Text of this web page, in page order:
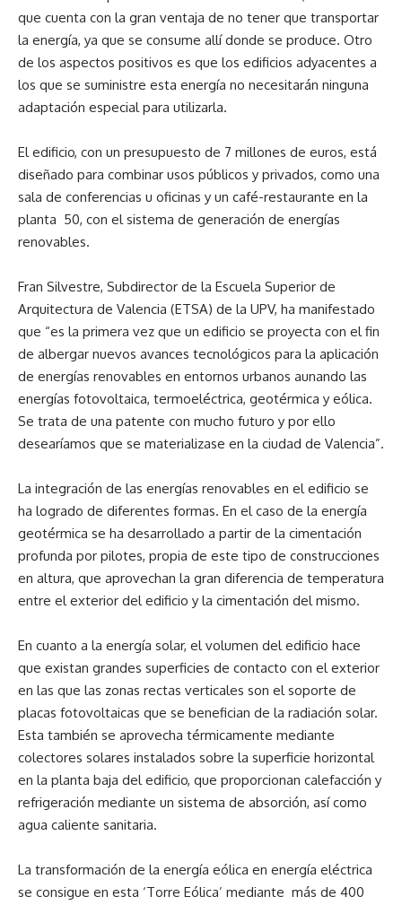
que cuenta con la gran ventaja de no tener que transportar
la energía, ya que se consume allí donde se produce. Otro
de los aspectos positivos es que los edificios adyacentes a
los que se suministre esta energía no necesitarán ninguna
adaptación especial para utilizarla.
El edificio, con un presupuesto de 7 millones de euros, está
diseñado para combinar usos públicos y privados, como una
sala de conferencias u oficinas y un café-restaurante en la
planta 50, con el sistema de generación de energías
renovables.
Fran Silvestre, Subdirector de la Escuela Superior de
Arquitectura de Valencia (ETSA) de la UPV, ha manifestado
que “es la primera vez que un edificio se proyecta con el fin
de albergar nuevos avances tecnológicos para la aplicación
de energías renovables en entornos urbanos aunando las
energías fotovoltaica, termoeléctrica, geotérmica y eólica.
Se trata de una patente con mucho futuro y por ello
desearíamos que se materializase en la ciudad de Valencia”.
La integración de las energías renovables en el edificio se
ha logrado de diferentes formas. En el caso de la energía
geotérmica se ha desarrollado a partir de la cimentación
profunda por pilotes, propia de este tipo de construcciones
en altura, que aprovechan la gran diferencia de temperatura
entre el exterior del edificio y la cimentación del mismo.
En cuanto a la energía solar, el volumen del edificio hace
que existan grandes superficies de contacto con el exterior
en las que las zonas rectas verticales son el soporte de
placas fotovoltaicas que se benefician de la radiación solar.
Esta también se aprovecha térmicamente mediante
colectores solares instalados sobre la superficie horizontal
en la planta baja del edificio, que proporcionan calefacción y
refrigeración mediante un sistema de absorción, así como
agua caliente sanitaria.
La transformación de la energía eólica en energía eléctrica
se consigue en esta ‘Torre Eólica’ mediante más de 400